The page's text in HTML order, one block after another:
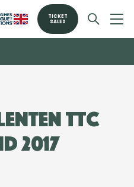
TICKET
SALES
TTC
2017